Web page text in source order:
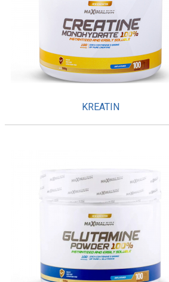
KREATIN